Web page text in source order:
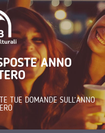
ANNO
TUE DOMANDE SULL’ANNO